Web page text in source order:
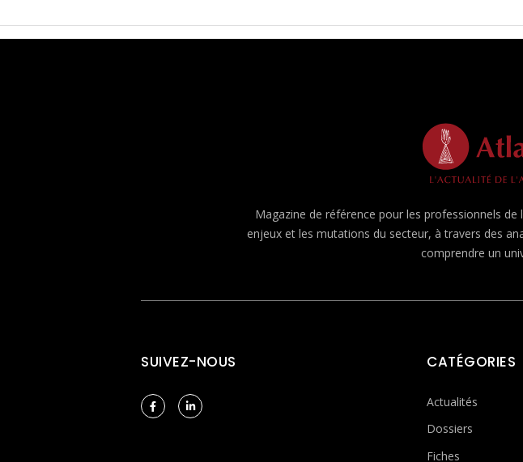
Magazine de référence pour les professionnels de
enjeux et les mutations du secteur, à travers des
comprendre un
SUIVEZ-NOUS CATÉGORIES
Actualités
Dossiers
Fiches